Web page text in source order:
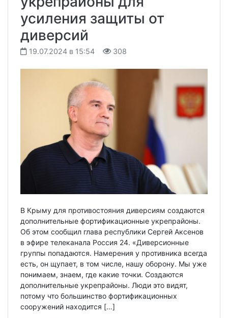
усиления защиты от
диверсий
19.07.2024 в 15:54 308
В Крыму для противостояния диверсиям создаются
дополнительные фортификационные укрепрайоны.
Об этом сообщил глава республики Сергей Аксенов
в эфире телеканала Россия 24. «Диверсионные
группы попадаются. Намерения у противника всегда
есть, он щупает, в том числе, нашу оборону. Мы уже
понимаем, знаем, где какие точки. Создаются
дополнительные укрепрайоны. Люди это видят,
потому что большинство фортификационных
сооружений находится […]